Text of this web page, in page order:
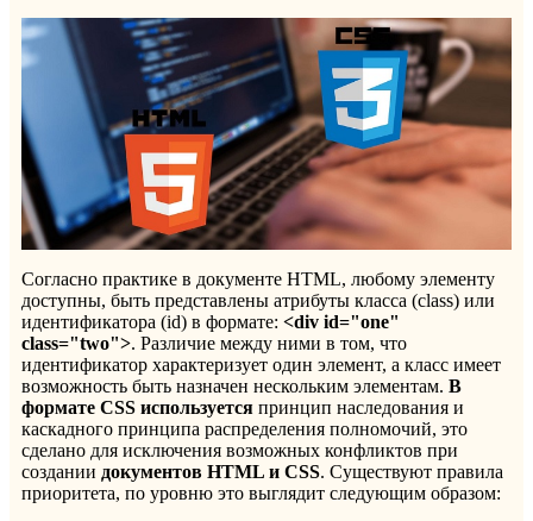
Согласно практике в документе HTML, любому элементу
доступны, быть представлены атрибуты класса (class) или
идентификатора (id) в формате: <div id="one"
class="two">. Различие между ними в том, что
идентификатор характеризует один элемент, а класс имеет
возможность быть назначен нескольким элементам. В
формате CSS используется принцип наследования и
каскадного принципа распределения полномочий, это
сделано для исключения возможных конфликтов при
создании документов HTML и CSS. Существуют правила
приоритета, по уровню это выглядит следующим образом: